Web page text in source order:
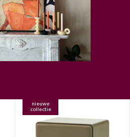
nieuwe
collectie